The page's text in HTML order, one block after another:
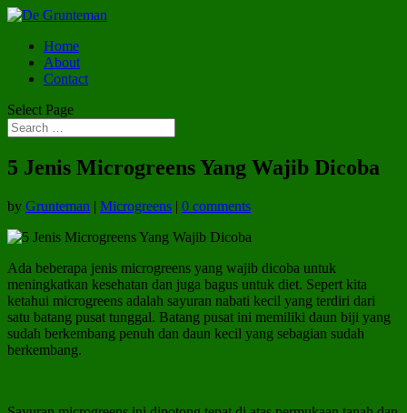
Home
About
Contact
Select Page
5 Jenis Microgreens Yang Wajib Dicoba
by Grunteman | Microgreens | 0 comments
Ada beberapa jenis microgreens yang wajib dicoba untuk
meningkatkan kesehatan dan juga bagus untuk diet. Sepert kita
ketahui microgreens adalah sayuran nabati kecil yang terdiri dari
satu batang pusat tunggal. Batang pusat ini memiliki daun biji yang
sudah berkembang penuh dan daun kecil yang sebagian sudah
berkembang.